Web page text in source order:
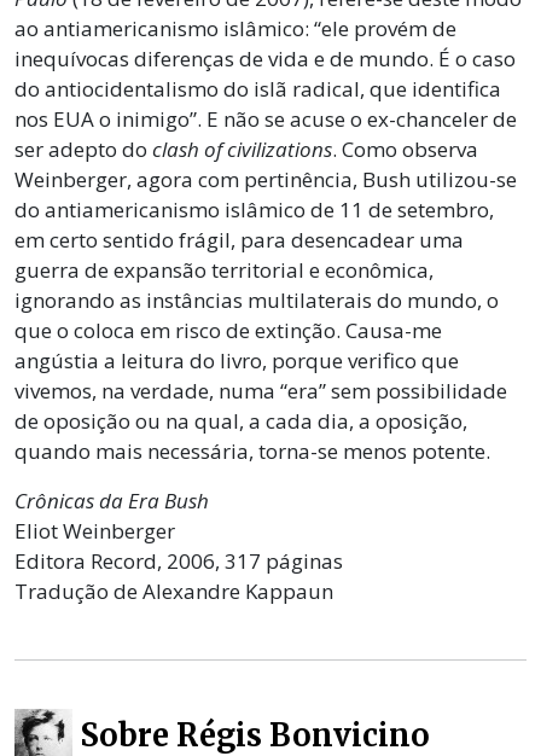
ao antiamericanismo islâmico: “ele provém de
inequívocas diferenças de vida e de mundo. É o caso
do antiocidentalismo do islã radical, que identifica
nos EUA o inimigo”. E não se acuse o ex-chanceler de
ser adepto do clash of civilizations. Como observa
Weinberger, agora com pertinência, Bush utilizou-se
do antiamericanismo islâmico de 11 de setembro,
em certo sentido frágil, para desencadear uma
guerra de expansão territorial e econômica,
ignorando as instâncias multilaterais do mundo, o
que o coloca em risco de extinção. Causa-me
angústia a leitura do livro, porque verifico que
vivemos, na verdade, numa “era” sem possibilidade
de oposição ou na qual, a cada dia, a oposição,
quando mais necessária, torna-se menos potente.
Crônicas da Era Bush
Eliot Weinberger
Editora Record, 2006, 317 páginas
Tradução de Alexandre Kappaun
Sobre Régis Bonvicino